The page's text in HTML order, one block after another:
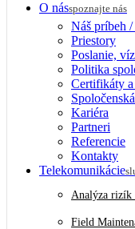
O násspoznajte nás
Náš príbeh
Priestory
Poslanie,
Politika
Certifikáty
Kariéra
Partneri
Referencie
Kontakty
Telekomunikácie
Analýza rizík
Field